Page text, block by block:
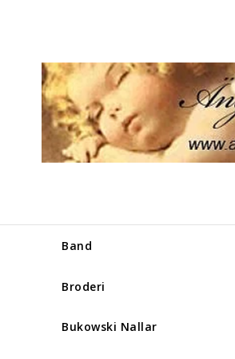
Band
Broderi
Bukowski Nallar